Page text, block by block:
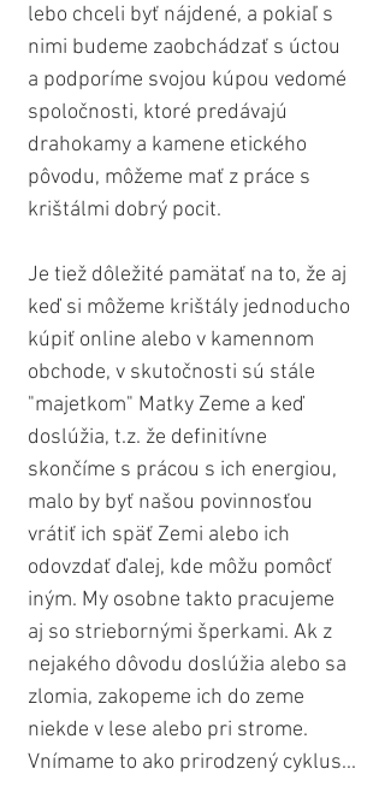
lebo chceli byť nájdené, a pokiaľ s
nimi budeme zaobchádzať s úctou
a podporíme svojou kúpou vedomé
spoločnosti, ktoré predávajú
drahokamy a kamene etického
pôvodu, môžeme mať z práce s
krištálmi dobrý pocit.
Je tiež dôležité pamätať na to, že aj
keď si môžeme krištály jednoducho
kúpiť online alebo v kamennom
obchode, v skutočnosti sú stále
"majetkom" Matky Zeme a keď
doslúžia, t.z. že definitívne
skončíme s prácou s ich energiou,
malo by byť našou povinnosťou
vrátiť ich späť Zemi alebo ich
odovzdať ďalej, kde môžu pomôcť
iným. My osobne takto pracujeme
aj so striebornými šperkami. Ak z
nejakého dôvodu doslúžia alebo sa
zlomia, zakopeme ich do zeme
niekde v lese alebo pri strome.
Vnímame to ako prirodzený cyklus...